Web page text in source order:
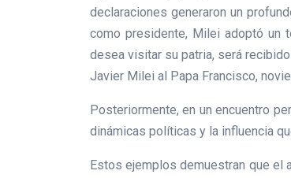
declaraciones generaron un
como presidente, Milei adoptó un
desea visitar su patria, será
Javier Milei al Papa Francisco,
Posteriormente, en un encuentro
dinámicas políticas y la influencia
Estos ejemplos demuestran que